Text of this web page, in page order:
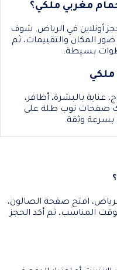
مغربي ملكي؟
أونلاين في الرياض. شوف
المكان والتقييمات، ثم
بسيطة.
بالبشرة، أظافر،
صفحات توب طلة على
بسرعة وثقة.
افتح صفحة الصالون،
المناسب، ثم أكد الحجز